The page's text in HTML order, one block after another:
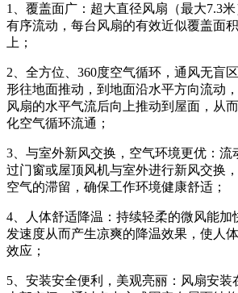
1、覆盖面广：超大直径风扇（最大7.3
有序流动，每台风扇的有效近似覆盖面
上；
2、全方位、360度空气循环，通风无盲
形往地面推动，到地面沿水平方向流动
风扇的水平气流后向上推动到屋面，从
化空气循环流通；
3、与室外新风交换，空气环境更优：流
过门窗或屋顶风机与室外进行新风交换
空气的滞留，确保工作环境健康舒适；
4、人体舒适降温：持续轻柔的微风能加
发速度从而产生凉爽的降温效果，使人
效应；
5、安装安全便利，美观亮丽：风扇安装